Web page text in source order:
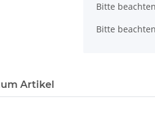
x
Bitte
Bitte
Artikel